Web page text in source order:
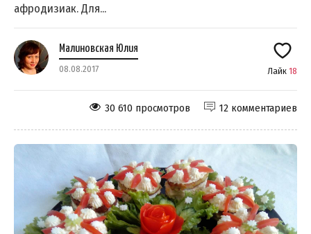
афродизиак. Для...
Малиновская Юлия
08.08.2017 Лайк 18
12 комментариев
30 610 просмотров